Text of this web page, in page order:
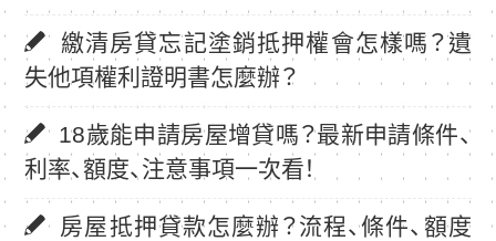
繳清房貸忘記塗銷抵押權會怎樣嗎？遺
失他項權利證明書怎麼辦？
18歲能申請房屋增貸嗎？最新申請條件、
利率、額度、注意事項一次看！
房屋抵押貸款怎麼辦？流程、條件、額度